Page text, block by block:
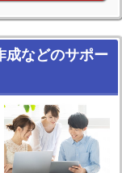
成などのサポー